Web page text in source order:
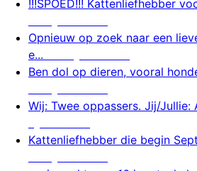
!!!SPOED!!! Kattenliefhebber
Opnieuw op zoek naar een
e...
Ben dol op dieren, vooral
Wij: Twee oppassers. Jij/Jullie:
Kattenliefhebber die begin